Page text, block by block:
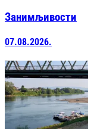
Занимљивости
07.08.2026.